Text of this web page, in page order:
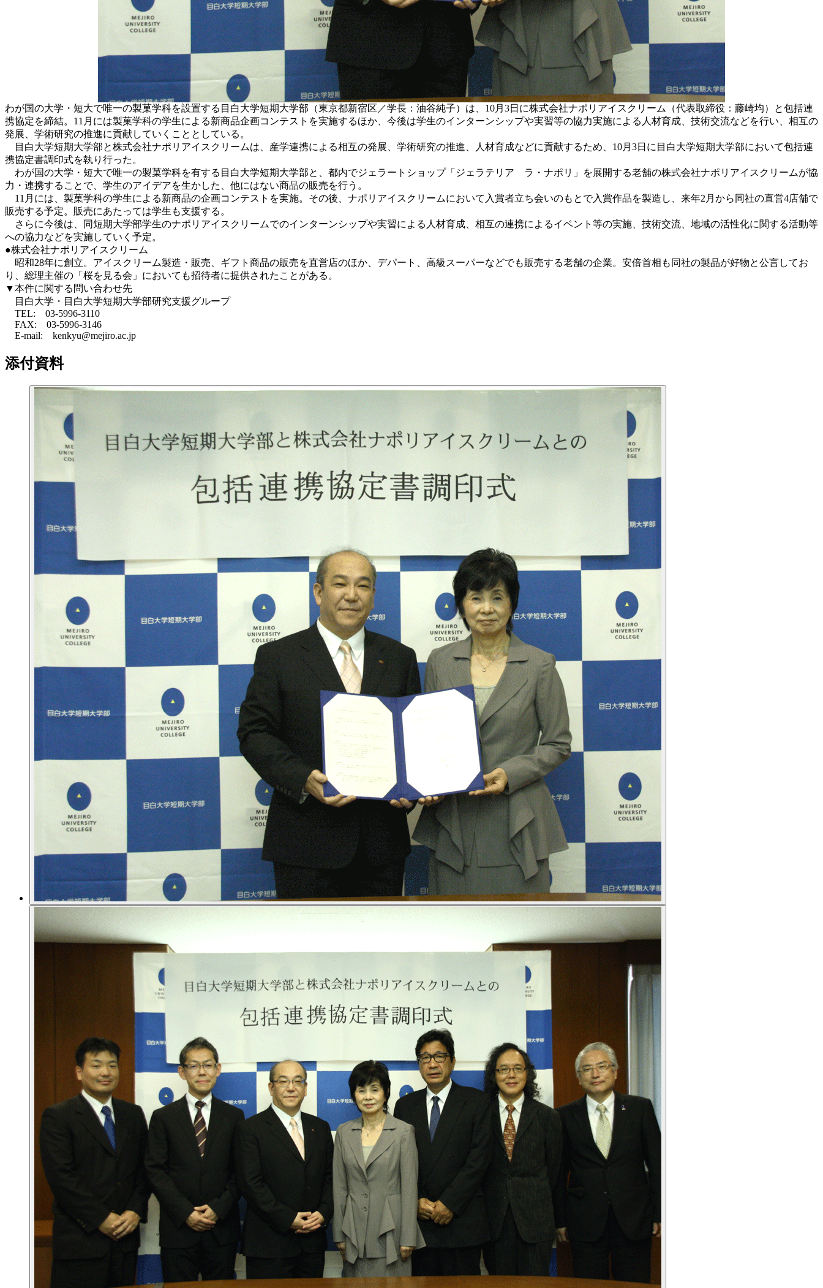
わが国の大学・短大で唯一の製菓学科を設置する目白大学短期大学部（東京都新宿区／学長：油谷純子）は、10月3日に株式会社ナポリアイスクリーム（代表取締役：藤崎均）と包括連
携協定を締結。11月には製菓学科の学生による新商品企画コンテストを実施するほか、今後は学生のインターンシップや実習等の協力実施による人材育成、技術交流などを行い、相互の
発展、学術研究の推進に貢献していくこととしている。
目白大学短期大学部と株式会社ナポリアイスクリームは、産学連携による相互の発展、学術研究の推進、人材育成などに貢献するため、10月3日に目白大学短期大学部において包括連
携協定書調印式を執り行った。
わが国の大学・短大で唯一の製菓学科を有する目白大学短期大学部と、都内でジェラートショップ「ジェラテリア ラ・ナポリ」を展開する老舗の株式会社ナポリアイスクリームが協
力・連携することで、学生のアイデアを生かした、他にはない商品の販売を行う。
11月には、製菓学科の学生による新商品の企画コンテストを実施。その後、ナポリアイスクリームにおいて入賞者立ち会いのもとで入賞作品を製造し、来年2月から同社の直営4店舗で
販売する予定。販売にあたっては学生も支援する。
さらに今後は、同短期大学部学生のナポリアイスクリームでのインターンシップや実習による人材育成、相互の連携によるイベント等の実施、技術交流、地域の活性化に関する活動等
への協力などを実施していく予定。
●株式会社ナポリアイスクリーム
昭和28年に創立。アイスクリーム製造・販売、ギフト商品の販売を直営店のほか、デパート、高級スーパーなどでも販売する老舗の企業。安倍首相も同社の製品が好物と公言してお
り、総理主催の「桜を見る会」においても招待者に提供されたことがある。
▼本件に関する問い合わせ先
目白大学・目白大学短期大学部研究支援グループ
TEL: 03-5996-3110
FAX: 03-5996-3146
E-mail: kenkyu@mejiro.ac.jp
添付資料